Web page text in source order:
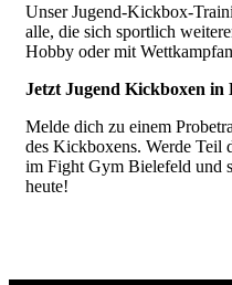
Unser Jugend-Kickbox-
alle, die sich sportlich
Hobby oder mit
Jetzt Jugend Kickboxen in
Melde dich zu einem
des Kickboxens. Werde
im Fight Gym Bielefeld und
heute!